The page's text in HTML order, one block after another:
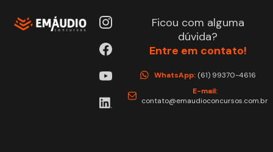
Ficou com alguma
dúvida?
Entre em contato!
WhatsApp: (61) 99370-4616
E-mail:
contato@emaudioconcursos.com.br